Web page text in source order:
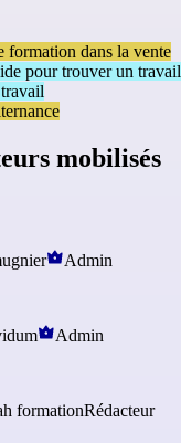
formation dans la vente
pour trouver un travail
mobilisés
Admin
Admin
formationRédacteur